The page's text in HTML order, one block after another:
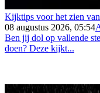
Kijktips voor het zien
08 augustus 2026, 05:54
Ben jij dol op vallende
doen? Deze kijkt...